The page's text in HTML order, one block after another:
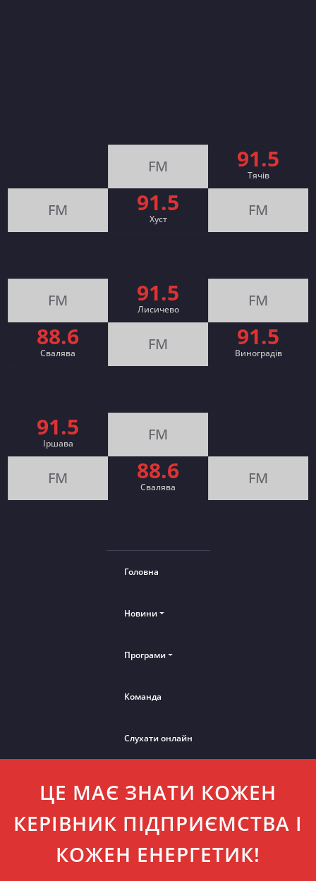
FM 91.5
Тячів
FM 91.5
Хуст FM
FM 91.5
Лисичево FM
88.6
Свалява FM 91.5
Виноградів
91.5
Іршава FM
FM 88.6
Cвалява FM
Головна
Новини
Програми
Команда
Слухати онлайн
ЦЕ МАЄ ЗНАТИ КОЖЕН
КЕРІВНИК ПІДПРИЄМСТВА І
КОЖЕН ЕНЕРГЕТИК!